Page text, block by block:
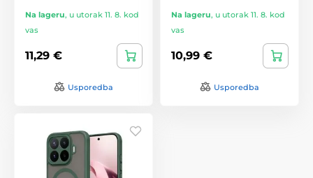
Na lageru, u utorak 11. 8. kod
vas
11,29 €
Usporedba
Na lageru, u utorak 11. 8. kod
vas
10,99 €
Usporedba